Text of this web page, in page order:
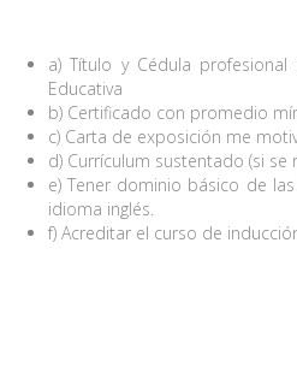
a) Título y Cédula
Educativa
b) Certificado con promedio
c) Carta de exposición me
d) Currículum sustentado (si
e) Tener dominio básico de
idioma inglés.
f) Acreditar el curso de